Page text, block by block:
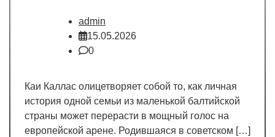
admin
15.05.2026
0
Каи Каллас олицетворяет собой то, как личная
история одной семьи из маленькой балтийской
страны может перерасти в мощный голос на
европейской арене. Родившаяся в советском […]